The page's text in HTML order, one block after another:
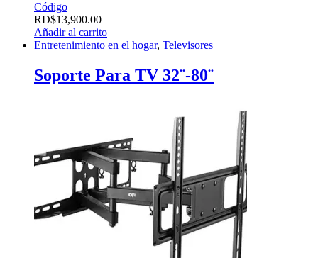
Código
RD$13,900.00
Añadir al carrito
Entretenimiento en el hogar, Televisores
Soporte Para TV 32¨-80¨